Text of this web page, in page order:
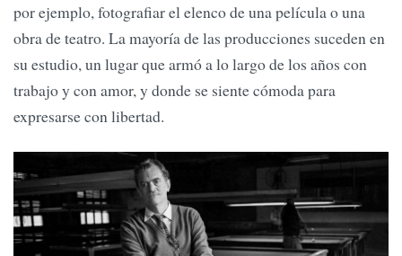
por ejemplo, fotografiar el elenco de una película o una
obra de teatro. La mayoría de las producciones suceden en
su estudio, un lugar que armó a lo largo de los años con
trabajo y con amor, y donde se siente cómoda para
expresarse con libertad.